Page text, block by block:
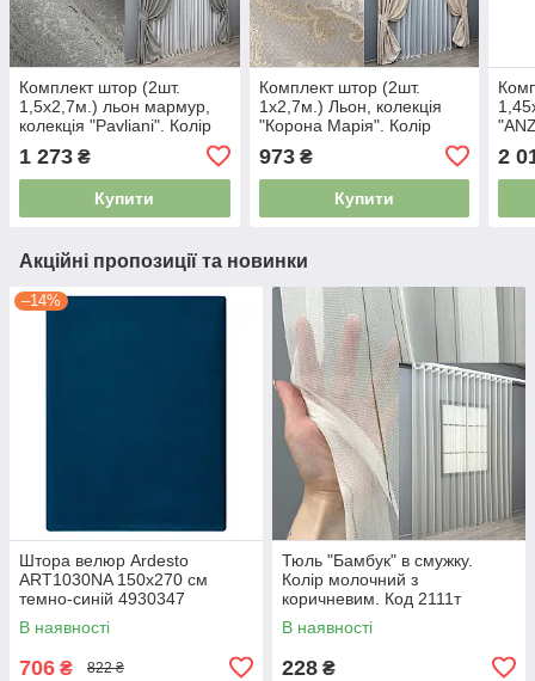
Комплект штор (2шт.
1,5х2,7м.) льон мармур,
колекція "Pavliani". Колір
сірий. Код 1665ш 33-0554
5014854
1 273 ₴
Купити
Комплект штор (2шт.
1х2,7м.) Льон, колекція
"Корона Марія". Колір
світло-сірий з золотистим.
Код 1268ш 31-535
5138636
973₴
Купити
2
Акційні пропозиції та новинки
–14%
Штора велюр Ardesto
ART1030NA 150х270 см
темно-синій 4930347
В наявності
706 ₴ 822 ₴
Тюль "Бамбук" в смужку.
Колір молочний з
коричневим. Код 2111т
5262987
В наявності
228 ₴